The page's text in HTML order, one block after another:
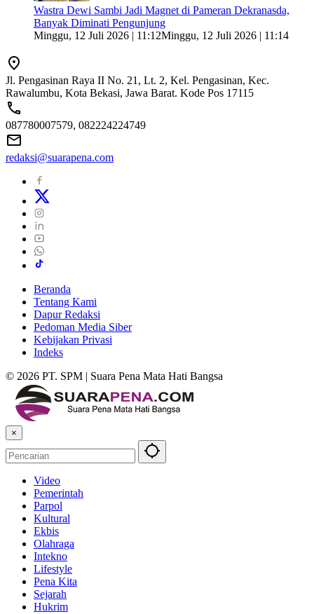
Wastra Dewi Sambi Jadi Magnet di Pameran Dekranasda,
Banyak Diminati Pengunjung
Minggu, 12 Juli 2026 | 11:12Minggu, 12 Juli 2026 | 11:14
Jl. Pengasinan Raya II No. 21, Lt. 2, Kel. Pengasinan, Kec.
Rawalumbu, Kota Bekasi, Jawa Barat. Kode Pos 17115
087780007579, 082224224749
redaksi@suarapena.com
Beranda
Tentang Kami
Dapur Redaksi
Pedoman Media Siber
Kebijakan Privasi
Indeks
© 2026 PT. SPM | Suara Pena Mata Hati Bangsa
×
Video
Pemerintah
Parpol
Kultural
Ekbis
Olahraga
Intekno
Lifestyle
Pena Kita
Sejarah
Hukrim